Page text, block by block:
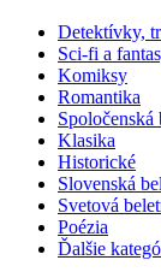
Detektívky,
Sci-fi a
Komiksy
Romantika
Spoločenská
Klasika
Historické
Slovenská
Svetová
Poézia
Ďalšie